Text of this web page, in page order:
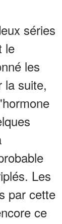
séries
le
les
la suite,
Les
par cette
ce